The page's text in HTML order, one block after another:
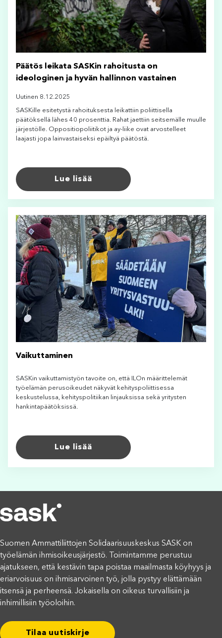
Päätös leikata SASKin rahoitusta on
ideologinen ja hyvän hallinnon vastainen
Uutinen 8.12.2025
SASKille esitetystä rahoituksesta leikattiin poliittisella
päätöksellä lähes 40 prosenttia. Rahat jaettiin seitsemälle muulle
järjestölle. Oppositiopoliitikot ja ay-liike ovat arvostelleet
laajasti jopa lainvastaiseksi epäiltyä päätöstä.
Lue lisää
Vaikuttaminen
SASKin vaikuttamistyön tavoite on, että ILOn määrittelemät
työelämän perusoikeudet näkyvät kehityspoliittisessa
keskustelussa, kehityspolitiikan linjauksissa sekä yritysten
hankintapäätöksissä.
Lue lisää
Suomen Ammattiliittojen Solidaarisuuskeskus SASK on
työelämän ihmisoikeusjärjestö. Toimintamme perustuu
ajatukseen, että kestävin tapa poistaa maailmasta köyhyys ja
eriarvoisuus on ihmisarvoinen työ, jolla pystyy elättämään
itsensä ja perheensä. Jokaisella on oikeus turvallisiin ja
inhimillisiin työoloihin.
Tilaa uutiskirje